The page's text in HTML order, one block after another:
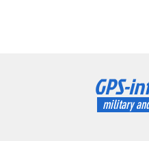
GPS-
military